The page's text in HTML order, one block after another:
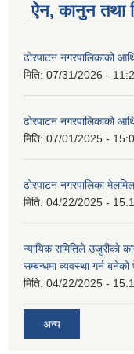
ऐन, कानुन तथा
ढोरपाटन नगरपालिकाको
मिति: 07/31/2026 -
ढोरपाटन नगरपालिकाको
मिति: 07/01/2025 -
ढोरपाटन नगरपालिका
मिति: 04/22/2025 -
न्यायिक समितिले उजुरीको
सम्बन्धमा व्यवस्था गर्न
मिति: 04/22/2025 -
अन्य